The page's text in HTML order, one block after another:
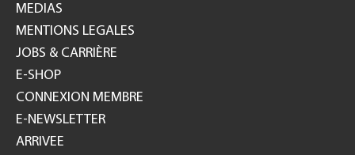
MEDIAS
MENTIONS LEGALES
JOBS & CARRIÈRE
E-SHOP
CONNEXION MEMBRE
E-NEWSLETTER
ARRIVEE